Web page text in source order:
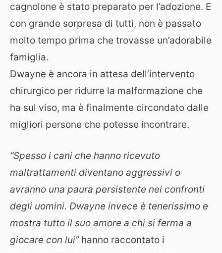
cagnolone è stato preparato per l’adozione. E
con grande sorpresa di tutti, non è passato
molto tempo prima che trovasse un’adorabile
famiglia.
Dwayne è ancora in attesa dell’intervento
chirurgico per ridurre la malformazione che
ha sul viso, ma è finalmente circondato dalle
migliori persone che potesse incontrare.
“Spesso i cani che hanno ricevuto
maltrattamenti diventano aggressivi o
avranno una paura persistente nei confronti
degli uomini. Dwayne invece è tenerissimo e
mostra tutto il suo amore a chi si ferma a
giocare con lui”hanno raccontato i